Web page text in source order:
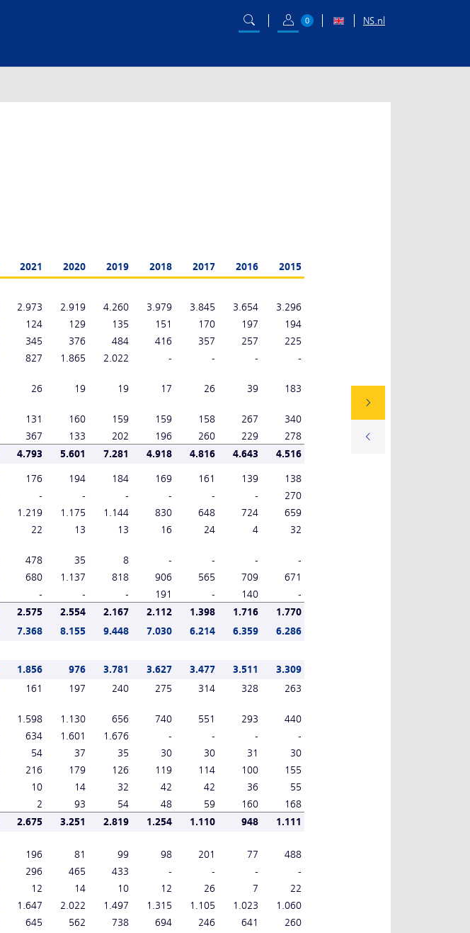
0 NS.nl
2021 2020 2019 2018 2017 2016
2015
2.973 2.919 4.260 3.979 3.845 3.654
3.296
124 129 135 151 170 197
194
345 376 484 416 357 257
225
827 1.865 2.022 - - -
-
26 19 19 17 26 39
183
131 160 159 159 158 267
340
367 133 202 196 260 229
278
4.793 5.601 7.281 4.918 4.816 4.643 4.516
176 194 184 169 161 139
138
- - - - - -
270
1.219 1.175 1.144 830 648 724
659
22 13 13 16 24 4
32
478 35 8 - - -
-
680 1.137 818 906 565 709
671
- - - 191 - 140
-
2.575 2.554 2.167 2.112 1.398 1.716
1.770
7.368 8.155 9.448 7.030 6.214 6.359
6.286
1.856 976 3.781 3.627 3.477 3.511
3.309
161 197 240 275 314 328
263
1.598 1.130 656 740 551 293
440
634 1.601 1.676 - - -
-
54 37 35 30 30 31
30
216 179 126 119 114 100
155
10 14 32 42 42 36
55
2 93 54 48 59 160
168
2.675 3.251 2.819 1.254 1.110 948
1.111
196 81 99 98 201 77
488
296 465 433 - - -
-
12 14 10 12 26 7
22
1.647 2.022 1.497 1.315 1.105 1.023
1.060
645 562 738 694 246 641
260